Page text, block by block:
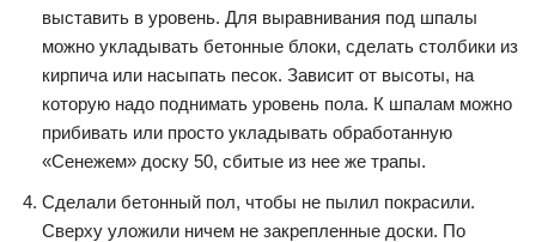
выставить в уровень. Для выравнивания под шпалы
можно укладывать бетонные блоки, сделать столбики из
кирпича или насыпать песок. Зависит от высоты, на
которую надо поднимать уровень пола. К шпалам можно
прибивать или просто укладывать обработанную
«Сенежем» доску 50, сбитые из нее же трапы.
Сделали бетонный пол, чтобы не пылил покрасили.
Сверху уложили ничем не закрепленные доски. По